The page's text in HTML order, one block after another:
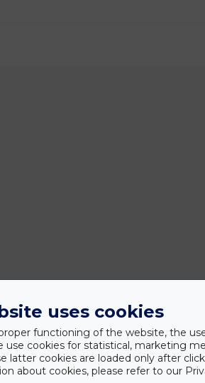
uses cookies
functioning of the website, the
use cookies for statistical, marketing
latter cookies are loaded only after
about cookies, please refer to our